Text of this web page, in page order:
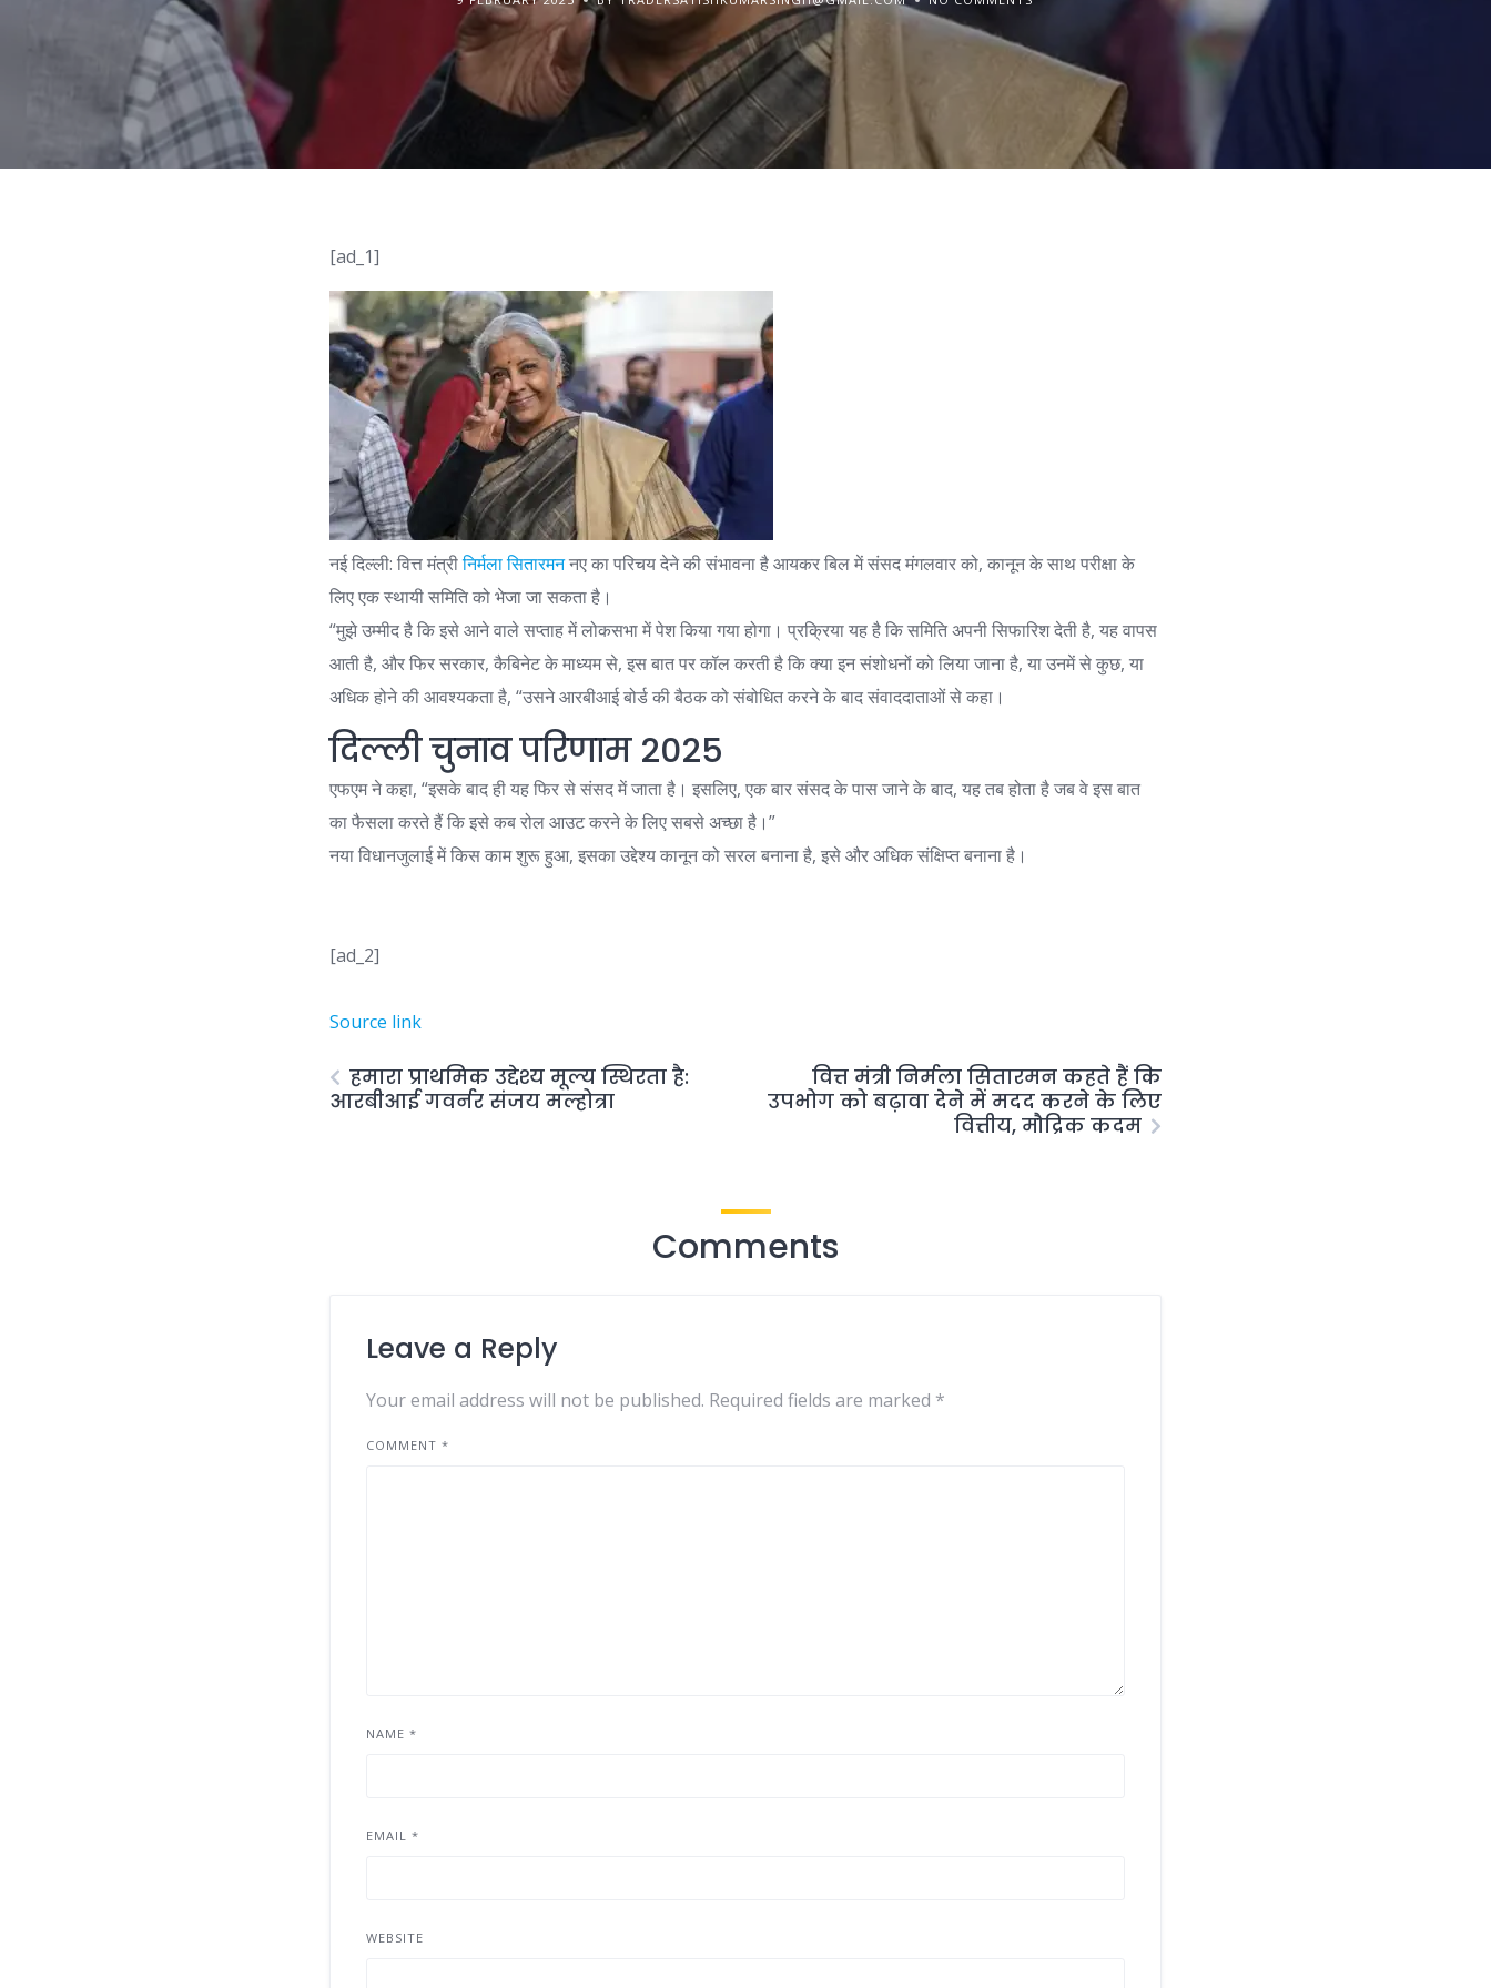
[ad_1]
नई दिल्ली: वित्त मंत्रीनिर्मला सितारमननए का परिचय देने की संभावना हैआयकर बिलमेंसंसदमंगलवार को, कानून के साथ परीक्षा के
लिए एक स्थायी समिति को भेजा जा सकता है।
“मुझे उम्मीद है कि इसे आने वाले सप्ताह में लोकसभा में पेश किया गया होगा। प्रक्रिया यह है कि समिति अपनी सिफारिश देती है, यह वापस
आती है, और फिर सरकार, कैबिनेट के माध्यम से, इस बात पर कॉल करती है कि क्या इन संशोधनों को लिया जाना है, या उनमें से कुछ, या
अधिक होने की आवश्यकता है, “उसने आरबीआई बोर्ड की बैठक को संबोधित करने के बाद संवाददाताओं से कहा।
दिल्ली चुनाव परिणाम 2025
एफएम ने कहा, “इसके बाद ही यह फिर से संसद में जाता है। इसलिए, एक बार संसद के पास जाने के बाद, यह तब होता है जब वे इस बात
का फैसला करते हैं कि इसे कब रोल आउट करने के लिए सबसे अच्छा है।”
नया विधानजुलाई में किस काम शुरू हुआ, इसका उद्देश्य कानून को सरल बनाना है, इसे और अधिक संक्षिप्त बनाना है।
[ad_2]
Source link
हमारा प्राथमिक उद्देश्य मूल्य स्थिरता है:
आरबीआई गवर्नर संजय मल्होत्रा
वित्त मंत्री निर्मला सितारमन कहते हैं कि
उपभोग को बढ़ावा देने में मदद करने के लिए
वित्तीय, मौद्रिक कदम
Comments
Leave a Reply
Your email address will not be published. Required fields are marked *
COMMENT*
NAME*
EMAIL*
WEBSITE